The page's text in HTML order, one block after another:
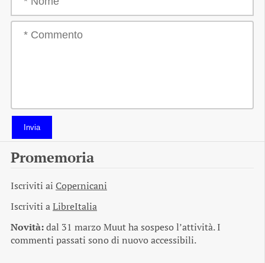
Invia
Promemoria
Iscriviti ai Copernicani
Iscriviti aLibreItalia
Novità:dal 31 marzo Muut ha sospeso l’attività. I
commenti passati sono di nuovo accessibili.